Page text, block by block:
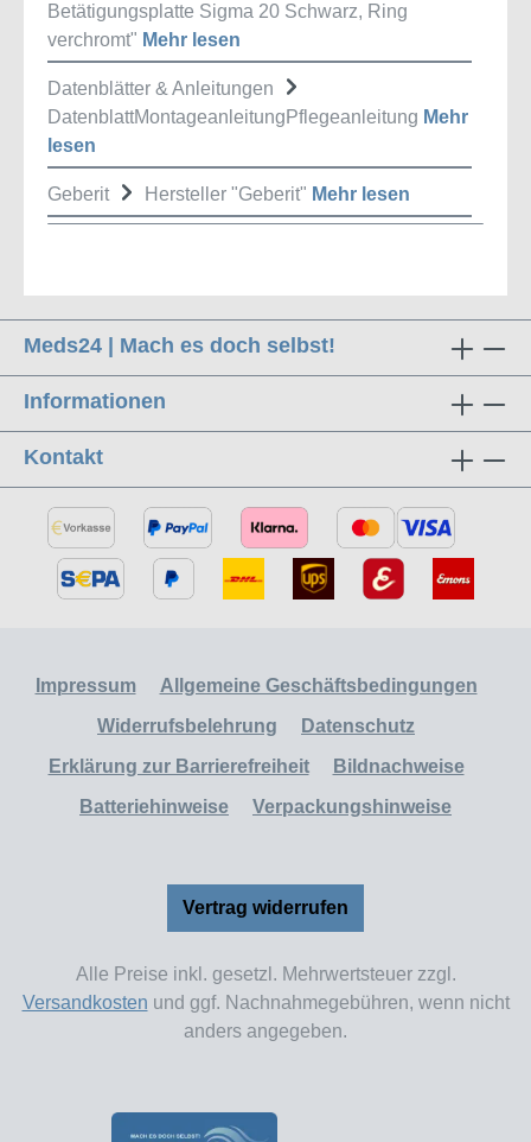
Betätigungsplatte Sigma 20 Schwarz, Ring
verchromt" Mehr lesen
Datenblätter & Anleitungen
DatenblattMontageanleitungPflegeanleitung Mehr
lesen
Geberit Hersteller "Geberit" Mehr lesen
Meds24 | Mach es doch selbst!
Informationen
Kontakt
Impressum
Allgemeine Geschäftsbedingungen
Widerrufsbelehrung
Datenschutz
Erklärung zur Barrierefreiheit
Bildnachweise
Batteriehinweise
Verpackungshinweise
Vertrag widerrufen
Alle Preise inkl. gesetzl. Mehrwertsteuer zzgl.
Versandkosten und ggf. Nachnahmegebühren, wenn nicht
anders angegeben.